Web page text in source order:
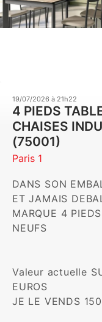
19/07/2026 à 21h22
4 PIEDS
CHAISES
(75001)
Paris 1
DANS SON
ET JAMAIS
MARQUE 4 PIEDS
NEUFS
Valeur actuelle
EUROS
JE LE VENDS